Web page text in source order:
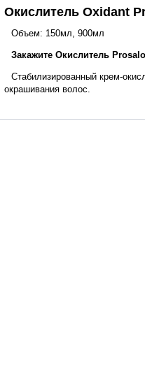
Окислитель Oxidant
Объем: 150мл, 900мл
Закажите Окислитель
Cтабилизированный крем-
окрашивания волос.